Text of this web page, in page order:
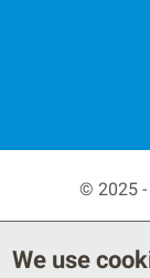
© 2025 -
We use